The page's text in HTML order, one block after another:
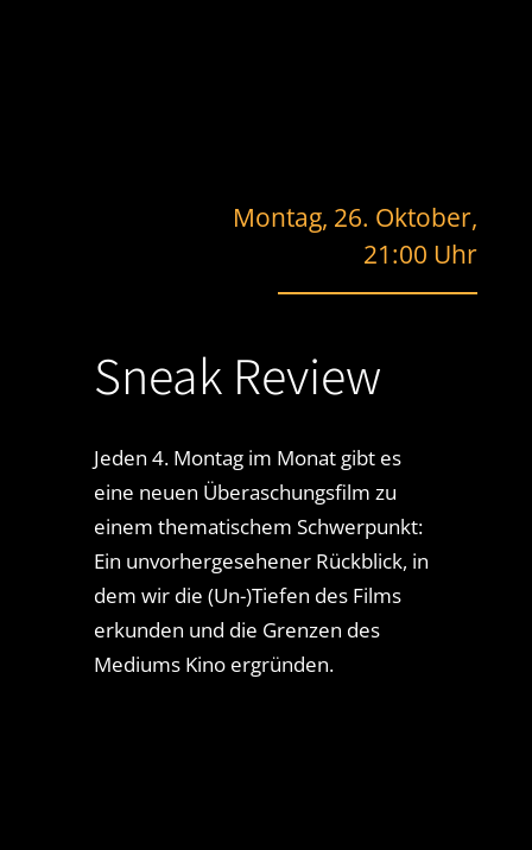
Montag, 26. Oktober,
21:00 Uhr
Sneak Review
Jeden 4. Montag im Monat gibt es
eine neuen Überaschungsfilm zu
einem thematischem Schwerpunkt:
Ein unvorhergesehener Rückblick, in
dem wir die (Un-)Tiefen des Films
erkunden und die Grenzen des
Mediums Kino ergründen.